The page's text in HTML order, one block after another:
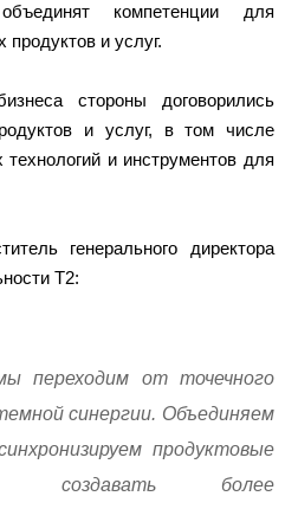
компетенции для
и услуг.
стороны договорились
и услуг, в том числе
и инструментов для
генерального директора
Т2:
переходим от точечного
синергии. Объединяем
продуктовые
создавать более